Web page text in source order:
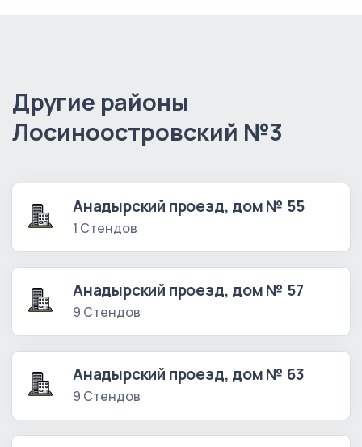
Другие районы
Лосиноостровский №3
Анадырский проезд, дом № 55
1 Стендов
Анадырский проезд, дом № 57
9 Стендов
Анадырский проезд, дом № 63
9 Стендов